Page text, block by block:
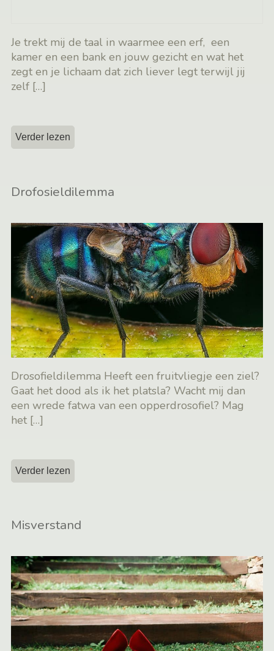
Je trekt mij de taal in waarmee een erf, een
kamer en een bank en jouw gezicht en wat het
zegt en je lichaam dat zich liever legt terwijl jij
zelf […]
Verder lezen
Drofosieldilemma
Drosofieldilemma Heeft een fruitvliegje een ziel?
Gaat het dood als ik het platsla? Wacht mij dan
een wrede fatwa van een opperdrosofiel? Mag
het […]
Verder lezen
Misverstand